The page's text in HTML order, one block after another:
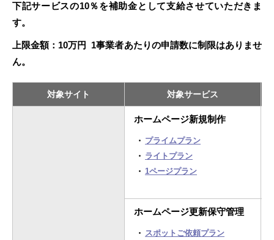
下記サービスの10％を補助金として支給させていただきま
す。
上限金額： 10万円 1事業者あたりの申請数に制限はありませ
ん。
対象サイト 対象サービス
ホームページ新規制作
プライムプラン
ライトプラン
1ページプラン
ホームページ更新保守管理
スポットご依頼プラン